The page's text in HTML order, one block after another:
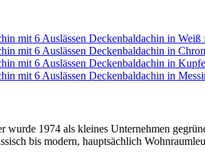
wurde 1974 als kleines Unternehmen
bis modern, hauptsächlich